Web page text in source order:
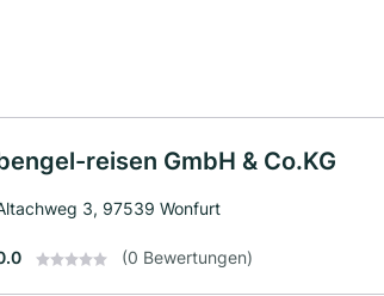
reisen GmbH & Co.KG
3, 97539 Wonfurt
(0 Bewertungen)